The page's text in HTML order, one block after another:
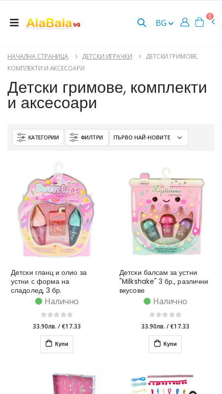
BG
0
НАЧАЛНА СТРАНИЦА ДЕТСКИ ИГРАЧКИ
ДЕТСКИ ГРИМОВЕ,
КОМПЛЕКТИ И АКСЕСОАРИ
Детски гримове, комплекти
и аксесоари
КАТЕГОРИИ ФИЛТРИ
Детски гланц и олио за
устни с форма на
сладолед, 3 бр.
Налично
33.90лв. /€17.33
Купи
Детски балсам за устни
"Milkshake" 3 бр., различни
вкусове
Налично
33.90лв. /€17.33
Купи